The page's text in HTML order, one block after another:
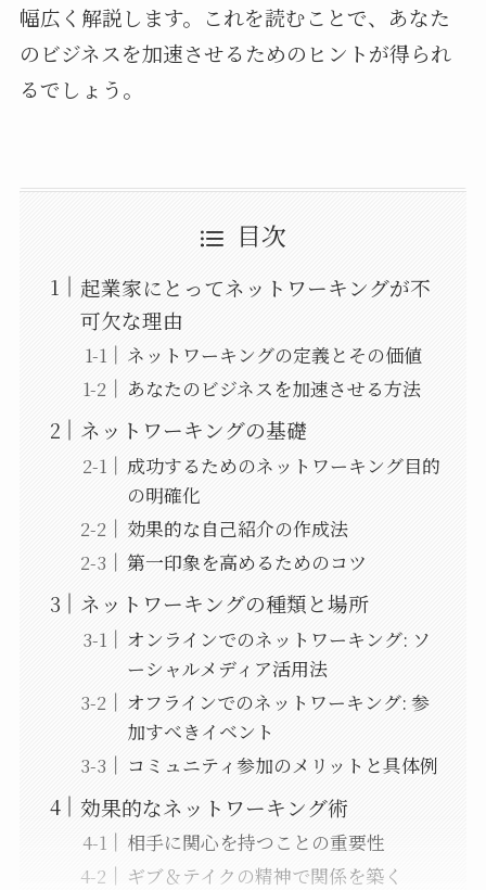
幅広く解説します。これを読むことで、あなた
のビジネスを加速させるためのヒントが得られ
るでしょう。
目次
起業家にとってネットワーキングが不
可欠な理由
ネットワーキングの定義とその価値
あなたのビジネスを加速させる方法
ネットワーキングの基礎
成功するためのネットワーキング目的
の明確化
効果的な自己紹介の作成法
第一印象を高めるためのコツ
ネットワーキングの種類と場所
オンラインでのネットワーキング: ソ
ーシャルメディア活用法
オフラインでのネットワーキング: 参
加すべきイベント
コミュニティ参加のメリットと具体例
効果的なネットワーキング術
相手に関心を持つことの重要性
ギブ＆テイクの精神で関係を築く